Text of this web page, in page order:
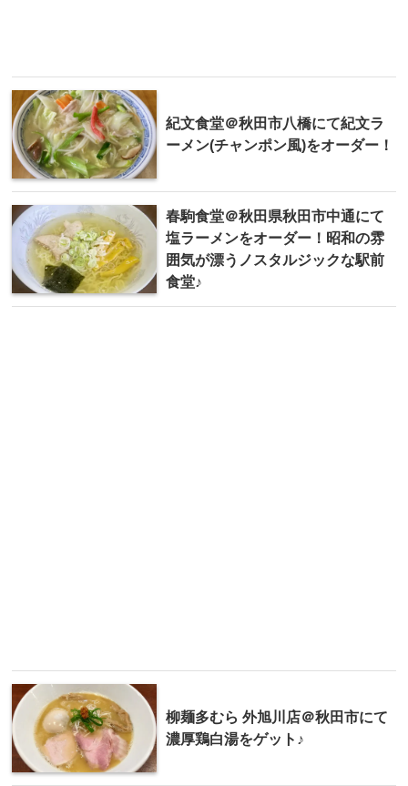
紀文食堂＠秋田市八橋にて紀文ラ
ーメン(チャンポン風)をオーダー！
春駒食堂＠秋田県秋田市中通にて
塩ラーメンをオーダー！昭和の雰
囲気が漂うノスタルジックな駅前
食堂♪
柳麺多むら 外旭川店＠秋田市にて
濃厚鶏白湯をゲット♪